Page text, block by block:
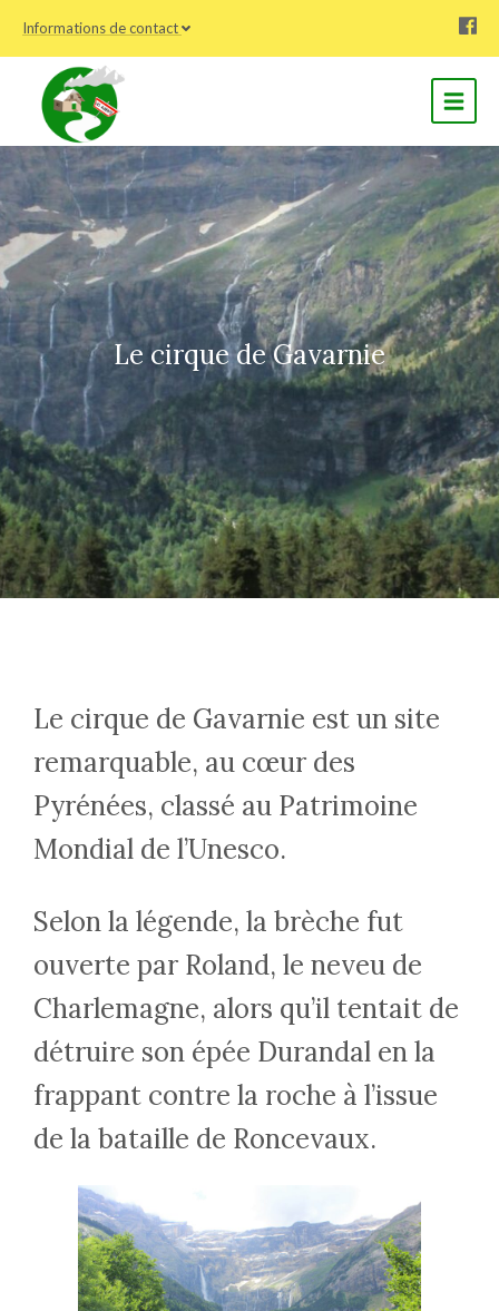
Informations de contact
Le cirque de Gavarnie
Le cirque de Gavarnie est un site
remarquable, au cœur des
Pyrénées, classé au Patrimoine
Mondial de l’Unesco.
Selon la légende, la brèche fut
ouverte par Roland, le neveu de
Charlemagne, alors qu’il tentait de
détruire son épée Durandal en la
frappant contre la roche à l’issue
de la bataille de Roncevaux.